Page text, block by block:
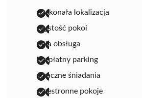
doskonała lokalizacja
czystość pokoi
miła obsługa
bezpłatny parking
smaczne śniadania
przestronne pokoje